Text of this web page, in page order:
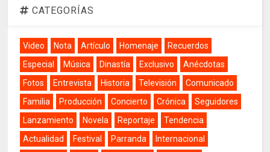
CATEGORÍAS
Video Nota Artículo Homenaje
Recuerdos
Especial
Música Dinastía Exclusivo
Anécdotas
Fotos
Entrevista Historia Televisión
Comunicado
Familia
Producción Concierto Crónica
Seguidores
Lanzamiento
Novela Reportaje
Tendencia
Actualidad
Festival Parranda
Internacional